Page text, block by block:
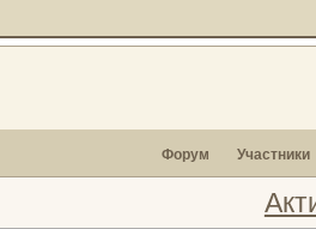
Форум Участники